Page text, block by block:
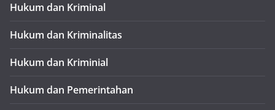
Hukum dan Kriminal
Hukum dan Kriminalitas
Hukum dan Kriminial
Hukum dan Pemerintahan